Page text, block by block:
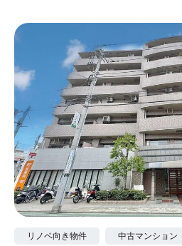
リノベ向き物件 中古マンション